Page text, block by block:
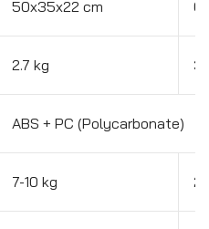
50x35x22 cm
2.7 kg
ABS + PC (Polycarbonate)
7-10 kg